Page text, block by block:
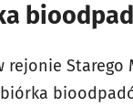
rejonie Starego